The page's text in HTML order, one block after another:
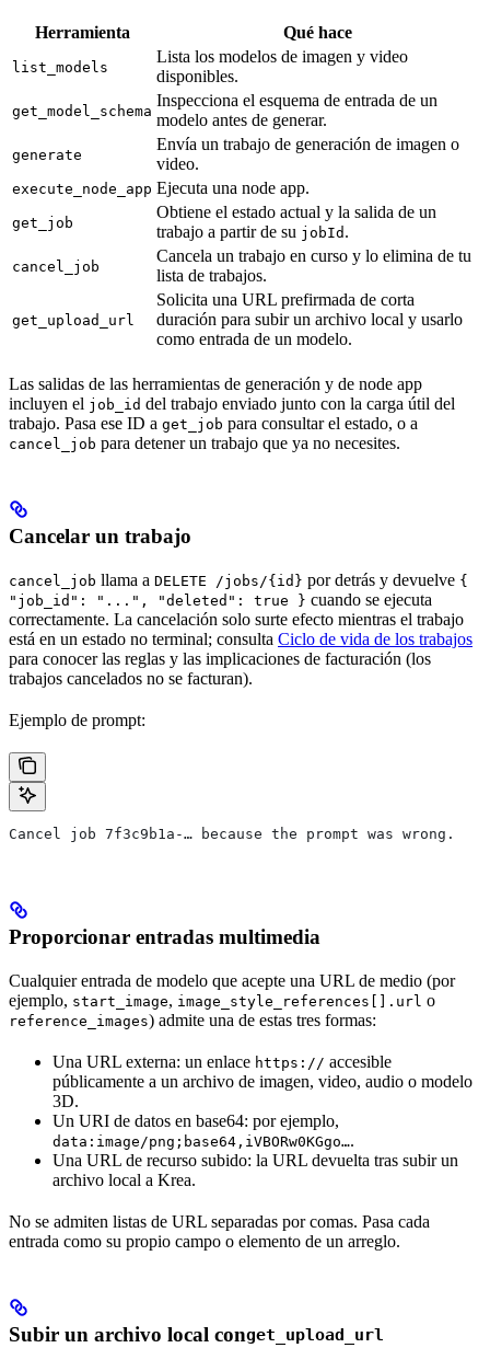
Herramienta Qué hace
list_models
Lista los modelos de imagen y video
disponibles.
get_model_schema
Inspecciona el esquema de entrada de un
modelo antes de generar.
generate
Envía un trabajo de generación de imagen o
video.
execute_node_app Ejecuta una node app.
get_job
Obtiene el estado actual y la salida de un
trabajo a partir de su jobId .
cancel_job
Cancela un trabajo en curso y lo elimina de tu
lista de trabajos.
get_upload_url
Solicita una URL prefirmada de corta
duración para subir un archivo local y usarlo
como entrada de un modelo.
Las salidas de las herramientas de generación y de node app
incluyen el job_id del trabajo enviado junto con la carga útil del
trabajo. Pasa ese ID a get_job para consultar el estado, o a
cancel_job para detener un trabajo que ya no necesites.
Cancelar un trabajo
cancel_job llama a DELETE /jobs/{id} por detrás y devuelve {
"job_id": "...", "deleted": true } cuando se ejecuta
correctamente. La cancelación solo surte efecto mientras el trabajo
está en un estado no terminal; consulta Ciclo de vida de los trabajos
para conocer las reglas y las implicaciones de facturación (los
trabajos cancelados no se facturan).
Ejemplo de prompt:
Cancel job 7f3c9b1a-… because the prompt was wrong.
Proporcionar entradas multimedia
Cualquier entrada de modelo que acepte una URL de medio (por
ejemplo, start_image, image_style_references[].url o
reference_images) admite una de estas tres formas:
Una URL externa: un enlace https:// accesible
públicamente a un archivo de imagen, video, audio o modelo
3D.
Un URI de datos en base64: por ejemplo,
data:image/png;base64,iVBORw0KGgo….
Una URL de recurso subido: la URL devuelta tras subir un
archivo local a Krea.
No se admiten listas de URL separadas por comas. Pasa cada
entrada como su propio campo o elemento de un arreglo.
Subir un archivo local conget_upload_url